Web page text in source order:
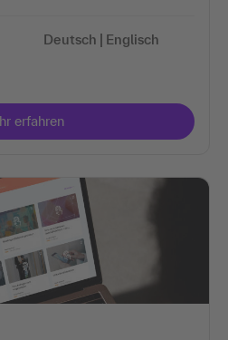
Deutsch | Englisch